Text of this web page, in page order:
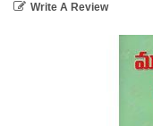
Write A Review